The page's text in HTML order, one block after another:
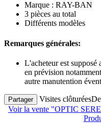
Marque : RAY-BAN
3 pièces au total
Différents modèles
Remarques générales:
L'acheteur est supposé
en prévision
autre manutention
Partager Visites clôturées
Voir la vente "OPTIC